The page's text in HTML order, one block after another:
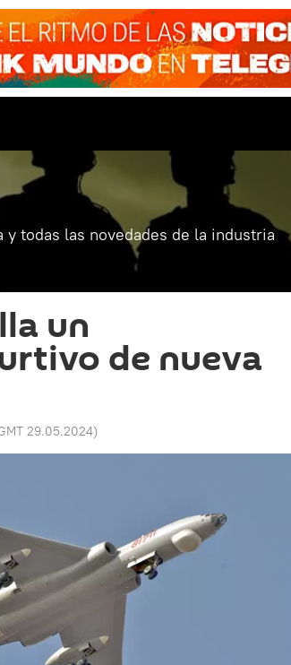
todas las novedades de la industria
un
de nueva
29.05.2024)